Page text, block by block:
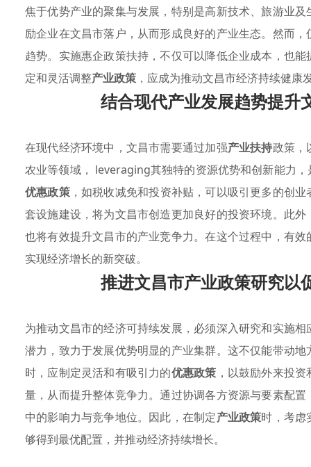
焦于优势产业的聚集与发展，特别是高新技术、旅游业
励企业在文昌市落户，从而形成良好的产业生态。然而
趋势。实施惠企政策扶持，不仅可以降低企业成本，也
定和灵活调整产业政策 ，应成为推动文昌市经济持续健康
结合现代产业发展趋势提升
在现代经济环境中，文昌市需要通过加强产业扶持政策，
农业等领域， leveraging其独特的资源优势和创新能力
优惠政策，如税收减免和投资补贴，可以吸引更多的创
套设施建设，将为文昌市创造更加良好的投资环境。此
也将有效提升文昌市的产业竞争力。在这个过程中，有效
实现经济增长的新突破。
推进文昌市产业政策研究以
为推动文昌市的经济可持续发展，必须深入研究和实施相
潜力，致力于发展优势明显的产业集群。这不仅能带动
时，应制定灵活和有吸引力的优惠政策 ，以鼓励外来投
量，从而提升整体竞争力。通过协调各方资源与要素配
中的影响力与竞争地位。因此，在制定产业政策时，考虑
够得到最优配置，并推动经济持续增长。